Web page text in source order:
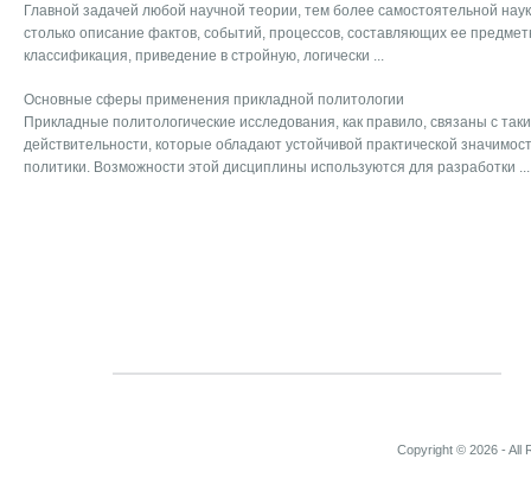
Главной задачей любой научной теории, тем более самостоятельной
столько описание фактов, событий, процессов, составляющих ее
классификация, приведение в стройную, логически ...
Основные сферы применения прикладной политологии
Прикладные политологические исследования, как правило, связаны с
действительности, которые обладают устойчивой практической
политики. Возможности этой дисциплины используются для разработки ...
Copyright © 2026 - All